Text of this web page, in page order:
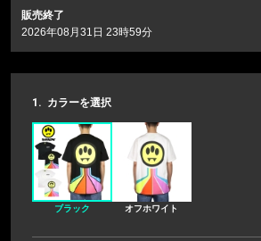
販売終了
2026年08月31日 23時59分
1. カラーを選択
ブラック オフホワイト